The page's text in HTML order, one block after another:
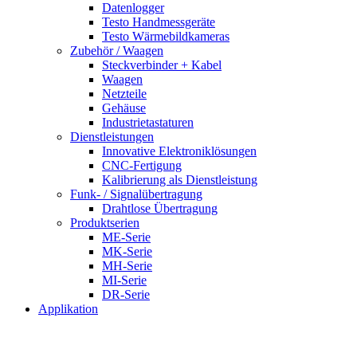
Datenlogger
Testo Handmessgeräte
Testo Wärmebildkameras
Zubehör / Waagen
Steckverbinder + Kabel
Waagen
Netzteile
Gehäuse
Industrietastaturen
Dienstleistungen
Innovative Elektroniklösungen
CNC-Fertigung
Kalibrierung als Dienstleistung
Funk- / Signalübertragung
Drahtlose Übertragung
Produktserien
ME-Serie
MK-Serie
MH-Serie
MI-Serie
DR-Serie
Applikation